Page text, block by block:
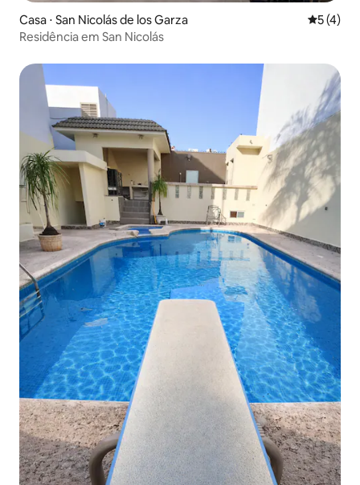
Casa ⋅ San Nicolás de los Garza 5 de
5 (4)
Residência em San Nicolás